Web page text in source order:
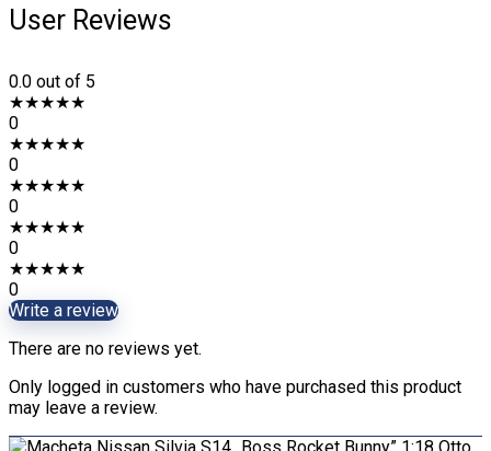
User Reviews
0.0 out of 5
★★★★★
0
★★★★★
0
★★★★★
0
★★★★★
0
★★★★★
0
Write a review
There are no reviews yet.
Only logged in customers who have purchased this product
may leave a review.